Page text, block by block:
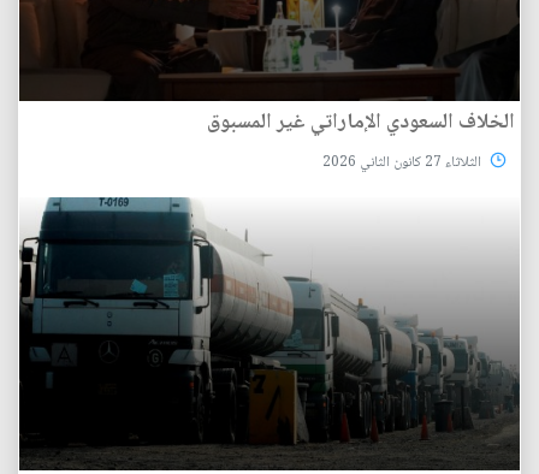
الخلاف السعودي الإماراتي غير المسبوق
الثلاثاء 27 كانون الثاني 2026